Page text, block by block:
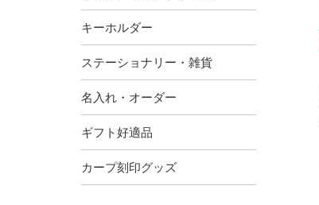
キーホルダー
ステーショナリー・雑貨
名入れ・オーダー
ギフト好適品
カープ刻印グッズ